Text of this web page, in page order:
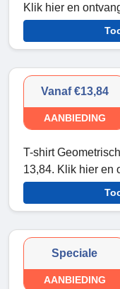
Klik hier en
Vanaf €13,84
AANBIEDING
T-shirt
13,84. Klik hier en
Speciale
AANBIEDING